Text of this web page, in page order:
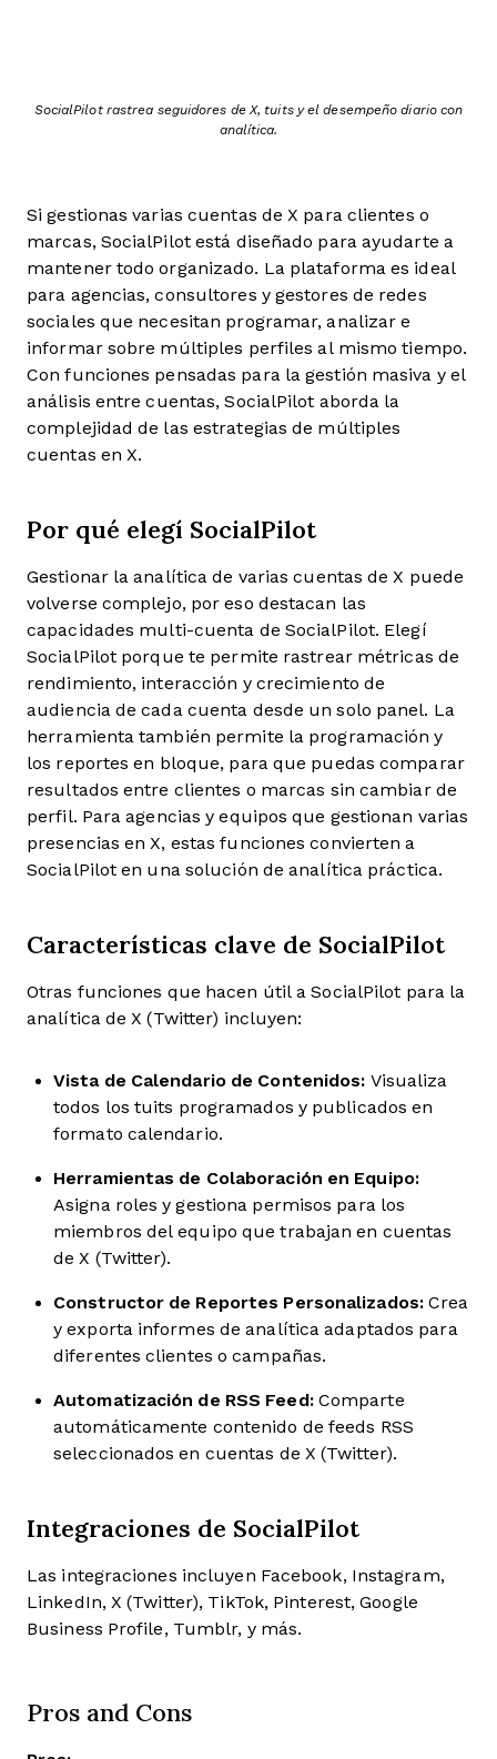
SocialPilot rastrea seguidores de X, tuits y el desempeño diario con
analítica.
Si gestionas varias cuentas de X para clientes o
marcas, SocialPilot está diseñado para ayudarte a
mantener todo organizado. La plataforma es ideal
para agencias, consultores y gestores de redes
sociales que necesitan programar, analizar e
informar sobre múltiples perfiles al mismo tiempo.
Con funciones pensadas para la gestión masiva y el
análisis entre cuentas, SocialPilot aborda la
complejidad de las estrategias de múltiples
cuentas en X.
Por qué elegí SocialPilot
Gestionar la analítica de varias cuentas de X puede
volverse complejo, por eso destacan las
capacidades multi-cuenta de SocialPilot. Elegí
SocialPilot porque te permite rastrear métricas de
rendimiento, interacción y crecimiento de
audiencia de cada cuenta desde un solo panel. La
herramienta también permite la programación y
los reportes en bloque, para que puedas comparar
resultados entre clientes o marcas sin cambiar de
perfil. Para agencias y equipos que gestionan varias
presencias en X, estas funciones convierten a
SocialPilot en una solución de analítica práctica.
Características clave de SocialPilot
Otras funciones que hacen útil a SocialPilot para la
analítica de X (Twitter) incluyen:
Vista de Calendario de Contenidos: Visualiza
todos los tuits programados y publicados en
formato calendario.
Herramientas de Colaboración en Equipo:
Asigna roles y gestiona permisos para los
miembros del equipo que trabajan en cuentas
de X (Twitter).
Constructor de Reportes Personalizados:Crea
y exporta informes de analítica adaptados para
diferentes clientes o campañas.
Automatización de RSS Feed:Comparte
automáticamente contenido de feeds RSS
seleccionados en cuentas de X (Twitter).
Integraciones de SocialPilot
Las integraciones incluyen Facebook, Instagram,
LinkedIn, X (Twitter), TikTok, Pinterest, Google
Business Profile, Tumblr, y más.
Pros and Cons